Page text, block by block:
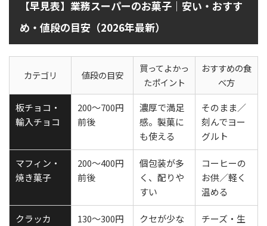
【早見表】業務スーパーのお菓子｜安い・おすす
め・値段の目安（2026年最新）
カテゴリ 値段の目安
買ってよかっ
たポイント
おすすめの食
べ方
板チョコ・
輸入チョコ
200〜700円
前後
濃厚で満足
感。製菓に
も使える
そのまま／
刻んでヨー
グルト
マフィン・
焼き菓子
200〜400円
前後
個包装が多
く、配りや
すい
コーヒーの
お供／軽く
温める
クラッカ
130〜300円
クセが少な
チーズ・生